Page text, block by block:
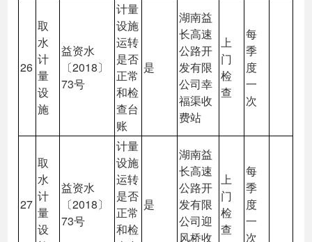
26
取
水
计
量
设
施
益资水
〔2018〕
73号
计量
设施
运转
是否
正常
和检
查台
账
是
湖南益
长高速
公路开
发有限
公司幸
福渠收
费站
上
门
检
查
每
季
度
一
次
27
取
水
计
量
设
益资水
〔2018〕
73号
计量
设施
运转
是否
正常
和检
是
湖南益
长高速
公路开
发有限
公司迎
风桥收
上
门
检
查
每
季
度
一
次